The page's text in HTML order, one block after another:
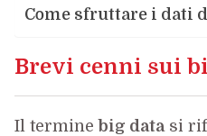
Come sfruttare i dati
Brevi cenni sui
Il termine big datasi